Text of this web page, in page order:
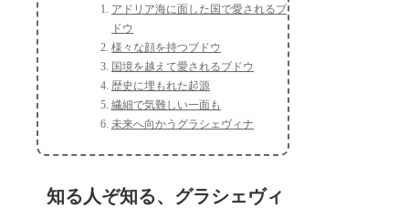
アドリア海に面した国で愛されるブ
ドウ
様々な顔を持つブドウ
国境を越えて愛されるブドウ
歴史に埋もれた起源
繊細で気難しい一面も
未来へ向かうグラシェヴィナ
知る人ぞ知る、グラシェヴィ